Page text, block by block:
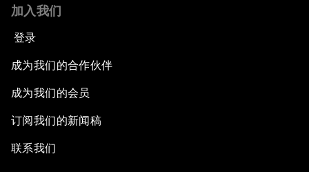
加入我们
登录
成为我们的合作伙伴
成为我们的会员
订阅我们的新闻稿
联系我们